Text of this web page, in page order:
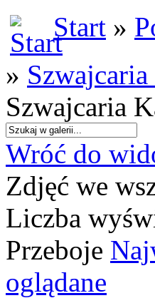
Start »
»
Szwajcaria
Wróć do
Zdjęć we
Liczba
Przeboje
oglądane